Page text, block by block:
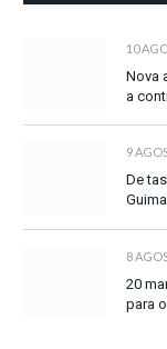
10
Nova
a
9
De
8
20
para